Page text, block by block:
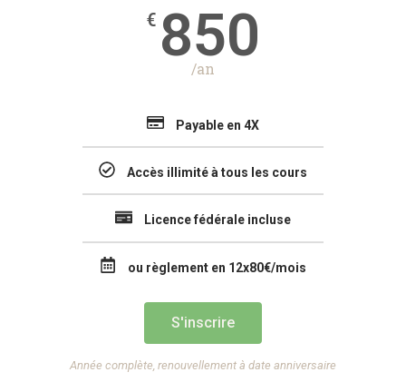
€ 850
/an
Payable en 4X
Accès illimité à tous les cours
Licence fédérale incluse
ou règlement en 12x80€/mois
S'inscrire
Année complète, renouvellement à date anniversaire